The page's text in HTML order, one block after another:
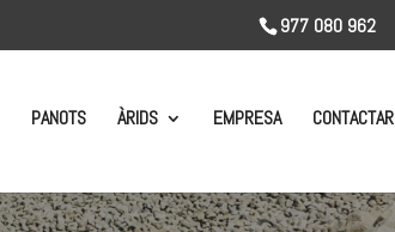
977 080 962
PANOTS ÀRIDS EMPRESA CONTACTAR